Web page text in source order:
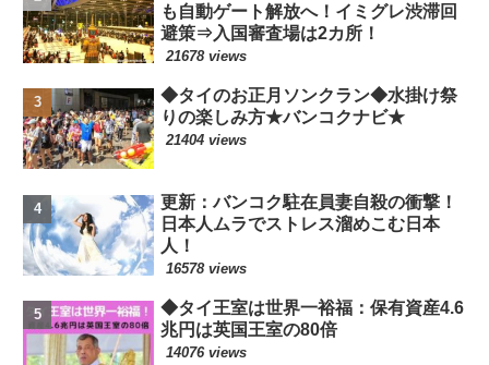
も自動ゲート解放へ！イミグレ渋滞回
避策⇒入国審査場は2カ所！
21678 views
◆タイのお正月ソンクラン◆水掛け祭
りの楽しみ方★バンコクナビ★
21404 views
更新：バンコク駐在員妻自殺の衝撃！
日本人ムラでストレス溜めこむ日本
人！
16578 views
◆タイ王室は世界一裕福：保有資産4.6
兆円は英国王室の80倍
14076 views